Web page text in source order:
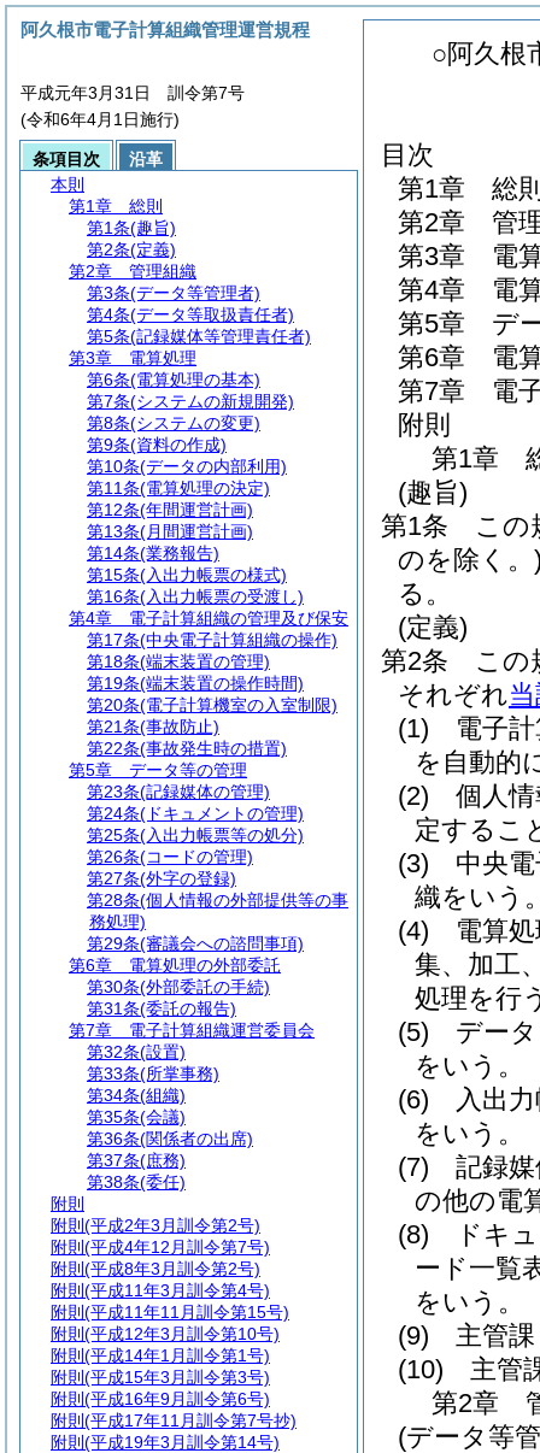
○阿久根
目次
第1章
総
第2章
管
第3章
電
第4章
電
第5章
デ
第6章
電
第7章
電
附則
第1章
(趣旨)
第1条
この
のを除く。
る。
(定義)
第2条
この
それぞれ
(1)
電子
を自動的
(2)
個人
定するこ
(3)
中央
織をいう
(4)
電算
集、加工
処理を行
(5)
デー
をいう。
(6)
入出
をいう。
(7)
記録
の他の電
(8)
ドキ
ード一覧
をいう。
(9)
主管
(10)
主管
第2章
(データ等
阿久根市電子計算組織管理運営規程
平成元年3月31日 訓令第7号
(令和6年4月1日施行)
条項目次
沿革
本則
第1章
総則
第1条(趣旨)
第2条(定義)
第2章
管理組織
第3条(データ等管理者)
第4条(データ等取扱責任者)
第5条(記録媒体等管理責任者)
第3章
電算処理
第6条(電算処理の基本)
第7条(システムの新規開発)
第8条(システムの変更)
第9条(資料の作成)
第10条(データの内部利用)
第11条(電算処理の決定)
第12条(年間運営計画)
第13条(月間運営計画)
第14条(業務報告)
第15条(入出力帳票の様式)
第16条(入出力帳票の受渡し)
第4章
電子計算組織の管理及び保安
第17条(中央電子計算組織の操作)
第18条(端末装置の管理)
第19条(端末装置の操作時間)
第20条(電子計算機室の入室制限)
第21条(事故防止)
第22条(事故発生時の措置)
第5章
データ等の管理
第23条(記録媒体の管理)
第24条(ドキュメントの管理)
第25条(入出力帳票等の処分)
第26条(コードの管理)
第27条(外字の登録)
第28条(個人情報の外部提供等の事
務処理)
第29条(審議会への諮問事項)
第6章
電算処理の外部委託
第30条(外部委託の手続)
第31条(委託の報告)
第7章
電子計算組織運営委員会
第32条(設置)
第33条(所掌事務)
第34条(組織)
第35条(会議)
第36条(関係者の出席)
第37条(庶務)
第38条(委任)
附則
附則 (平成2年3月訓令第2号)
附則 (平成4年12月訓令第7号)
附則 (平成8年3月訓令第2号)
附則 (平成11年3月訓令第4号)
附則 (平成11年11月訓令第15号)
附則 (平成12年3月訓令第10号)
附則 (平成14年1月訓令第1号)
附則 (平成15年3月訓令第3号)
附則 (平成16年9月訓令第6号)
附則 (平成17年11月訓令第7号抄)
附則 (平成19年3月訓令第14号)